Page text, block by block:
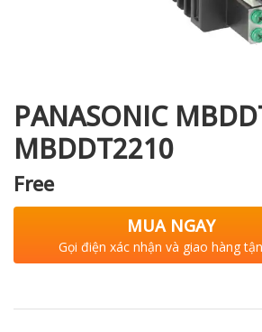
PANASONIC
MBDDT2210
Free
MUA NGAY
Gọi điện xác nhận và giao hàng